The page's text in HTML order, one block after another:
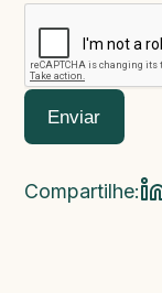
Marca da máquina
Modelo da máquina
Ano de fabricação
Valor da máquina
Enviar
Compartilhe: